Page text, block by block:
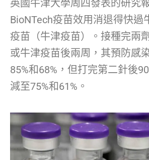
英國牛津大學周四發表的研究
BioNTech疫苗效用消退得快過
疫苗（牛津疫苗）。接種完兩
或牛津疫苗後兩周，其預防感
85%和68%，但打完第二針後
減至75%和61%。